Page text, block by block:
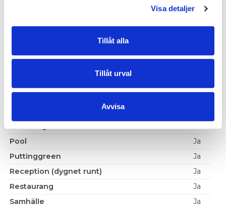
Visa detaljer
Tillåt alla
Tillåt urval
Avvisa
Ja
Närmaste större stad
Pool
Ja
Puttinggreen
Ja
Reception (dygnet runt)
Ja
Restaurang
Ja
Samhälle
Ja